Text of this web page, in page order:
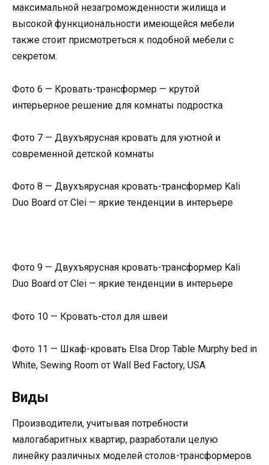
максимальной незагроможденности жилища и
высокой функциональности имеющейся мебели
также стоит присмотреться к подобной мебели с
секретом.
Фото 6 — Кровать-трансформер — крутой
интерьерное решение для комнаты подростка
Фото 7 — Двухъярусная кровать для уютной и
современной детской комнаты
Фото 8 — Двухъярусная кровать-трансформер Kali
Duo Board от Clei — яркие тенденции в интерьере
Фото 9 — Двухъярусная кровать-трансформер Kali
Duo Board от Clei — яркие тенденции в интерьере
Фото 10 — Кровать-стол для швеи
Фото 11 — Шкаф-кровать Elsa Drop Table Murphy bed in
White, Sewing Room от Wall Bed Factory, USA
Виды
Производители, учитывая потребности
малогабаритных квартир, разработали целую
линейку различных моделей столов-трансформеров